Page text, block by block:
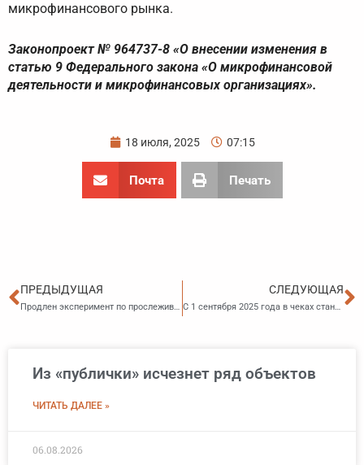
микрофинансового рынка.
Законопроект № 964737-8 «О внесении изменения в
статью 9 Федерального закона «О микрофинансовой
деятельности и микрофинансовых организациях».
18 июля, 2025 07:15
Почта Печать
Пред
ПРЕДЫДУЩАЯ
Продлен эксперимент по прослеживаемости фармакологических субстанций
СЛЕДУЮЩАЯ
С 1 сентября 2025 года в чеках станет больше обязательных реквизитов
Из «публички» исчезнет ряд объектов
ЧИТАТЬ ДАЛЕЕ »
06.08.2026